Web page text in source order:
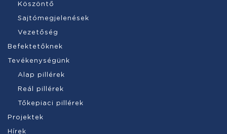
Köszöntő
Sajtómegjelenések
Vezetőség
Befektetőknek
Tevékenységünk
Alap pillérek
Reál pillérek
Tőkepiaci pillérek
Projektek
Hírek